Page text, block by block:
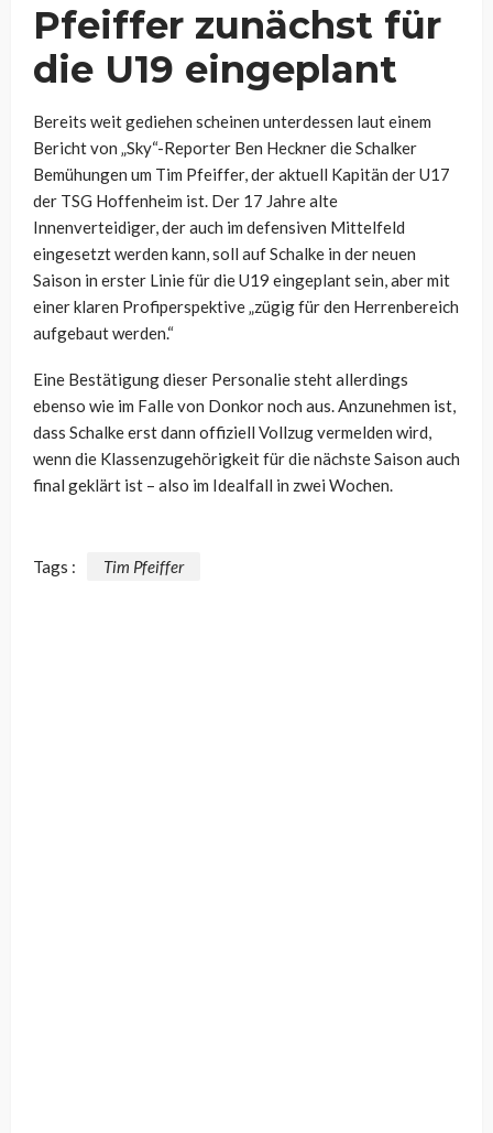
Pfeiffer zunächst für
die U19 eingeplant
Bereits weit gediehen scheinen unterdessen laut einem
Bericht von „Sky“-Reporter Ben Heckner die Schalker
Bemühungen um Tim Pfeiffer, der aktuell Kapitän der U17
der TSG Hoffenheim ist. Der 17 Jahre alte
Innenverteidiger, der auch im defensiven Mittelfeld
eingesetzt werden kann, soll auf Schalke in der neuen
Saison in erster Linie für die U19 eingeplant sein, aber mit
einer klaren Profiperspektive „zügig für den Herrenbereich
aufgebaut werden.“
Eine Bestätigung dieser Personalie steht allerdings
ebenso wie im Falle von Donkor noch aus. Anzunehmen ist,
dass Schalke erst dann offiziell Vollzug vermelden wird,
wenn die Klassenzugehörigkeit für die nächste Saison auch
final geklärt ist – also im Idealfall in zwei Wochen.
Tags : Tim Pfeiffer